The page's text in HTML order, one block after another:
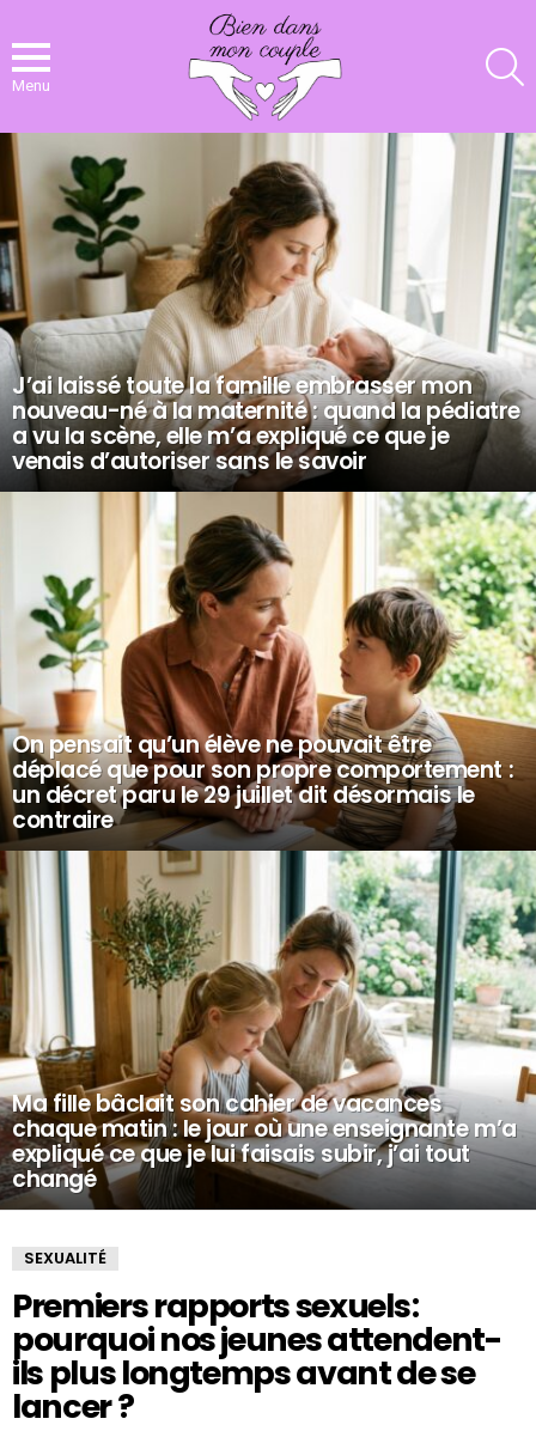
Menu
NOS
DERNIERS
ARTICLES
J’ai laissé toute la famille embrasser mon
nouveau-né à la maternité : quand la pédiatre
a vu la scène, elle m’a expliqué ce que je
venais d’autoriser sans le savoir
On pensait qu’un élève ne pouvait être
déplacé que pour son propre comportement :
un décret paru le 29 juillet dit désormais le
contraire
Ma fille bâclait son cahier de vacances
chaque matin : le jour où une enseignante m’a
expliqué ce que je lui faisais subir, j’ai tout
changé
SEXUALITÉ
Premiers rapports sexuels :
pourquoi nos jeunes attendent-
ils plus longtemps avant de se
lancer ?